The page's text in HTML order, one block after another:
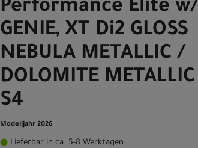
Performance Elite w/
GENIE, XT Di2 GLOSS
NEBULA METALLIC /
DOLOMITE METALLIC
S4
Modelljahr 2026
Lieferbar in ca. 5-8 Werktagen